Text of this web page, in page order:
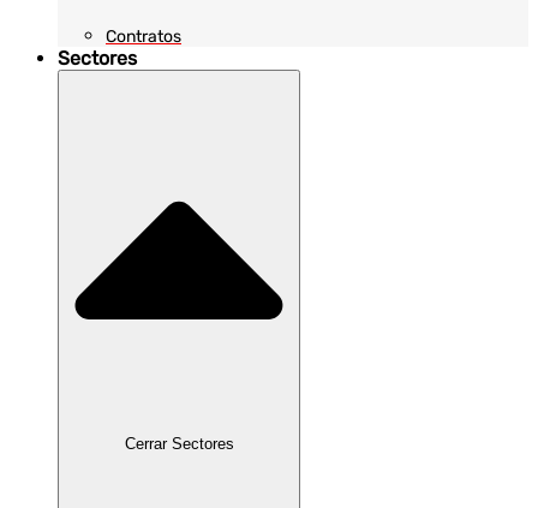
Contratos
Sectores
Cerrar Sectores